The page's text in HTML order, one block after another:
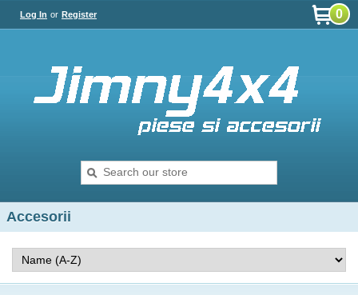
Log In or Register 0
Accesorii